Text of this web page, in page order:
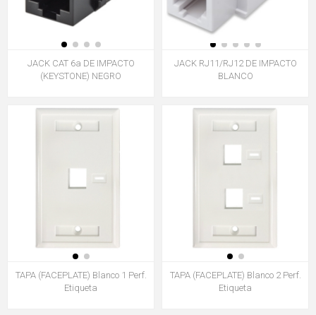
JACK CAT 6a DE IMPACTO
(KEYSTONE) NEGRO
JACK RJ11/RJ12 DE IMPACTO
BLANCO
TAPA (FACEPLATE) Blanco 1 Perf.
Etiqueta
TAPA (FACEPLATE) Blanco 2 Perf.
Etiqueta